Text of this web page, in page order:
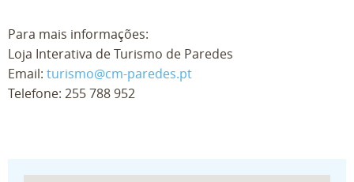
Para mais informações:
Loja Interativa de Turismo de Paredes
Email: turismo@cm-paredes.pt
Telefone: 255 788 952